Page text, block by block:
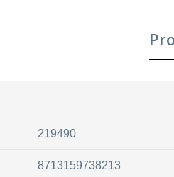
219490
8713159738213